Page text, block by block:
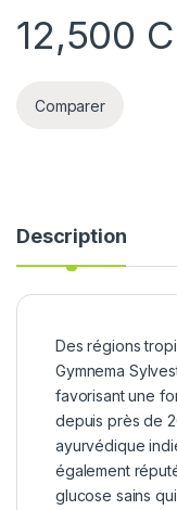
12,500
Comparer
Description
Des régions
Gymnema
favorisant une
depuis près de
ayurvédique
également
glucose sains